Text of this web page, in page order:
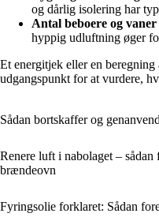
og dårlig isolering har
Antal beboere og vaner
hyppig udluftning øger
Et energitjek eller en
udgangspunkt for at vurdere,
Sådan bortskaffer og
Renere luft i nabolaget –
brændeovn
Fyringsolie forklaret: Sådan